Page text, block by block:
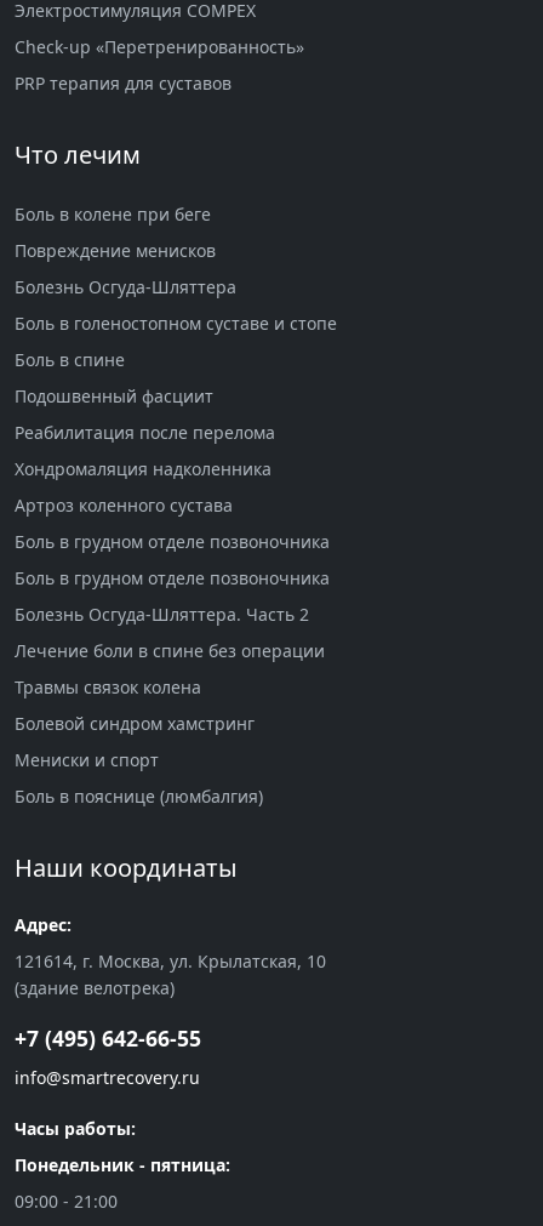
Электростимуляция COMPEX
Check-up «Перетренированность»
PRP терапия для суставов
Что лечим
Боль в колене при беге
Повреждение менисков
Болезнь Осгуда-Шляттера
Боль в голеностопном суставе и стопе
Боль в спине
Подошвенный фасциит
Реабилитация после перелома
Хондромаляция надколенника
Артроз коленного сустава
Боль в грудном отделе позвоночника
Боль в грудном отделе позвоночника
Болезнь Осгуда-Шляттера. Часть 2
Лечение боли в спине без операции
Травмы связок колена
Болевой синдром хамстринг
Мениски и спорт
Боль в пояснице (люмбалгия)
Наши координаты
Адрес:
121614, г. Москва, ул. Крылатская, 10
(здание велотрека)
+7 (495) 642-66-55
info@smartrecovery.ru
Часы работы:
Понедельник - пятница:
09:00 - 21:00